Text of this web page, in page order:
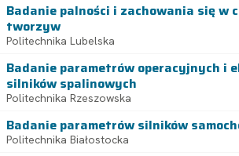
Badanie palności i zachowania się w
tworzyw
Politechnika Lubelska
Badanie parametrów operacyjnych i
silników spalinowych
Politechnika Rzeszowska
Badanie parametrów silników
Politechnika Białostocka